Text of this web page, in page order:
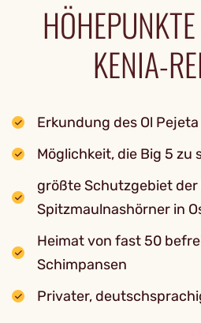
KENIA-
Erkundung des Ol
Möglichkeit, die Big 5 zu
größte Schutzgebiet
Spitzmaulnashörner in
Heimat von fast 50
Schimpansen
Privater,